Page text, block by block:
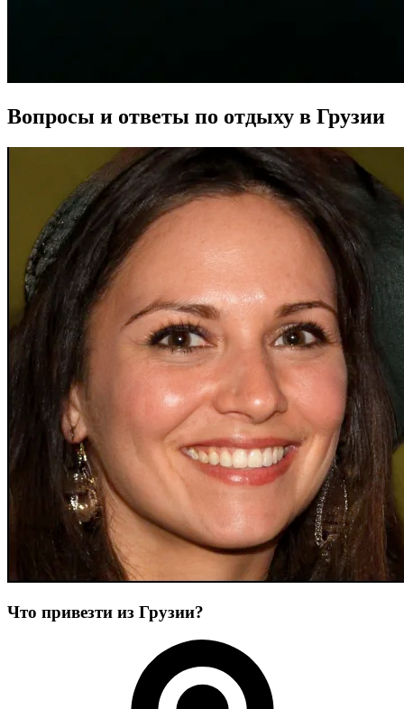
Вопросы и ответы по отдыху в Грузии
Что привезти из Грузии?